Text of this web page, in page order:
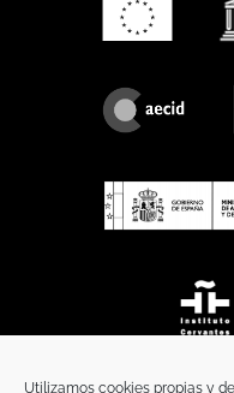
Utilizamos cookies propias y